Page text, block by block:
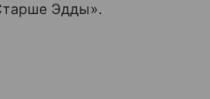
Эдды».